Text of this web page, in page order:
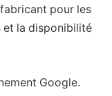
pour les
et la disponibilité
Google.